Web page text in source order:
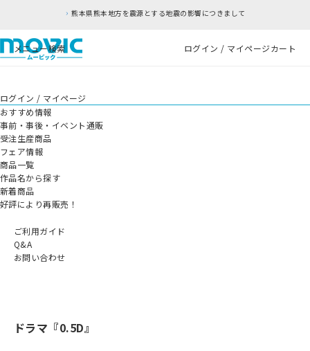
熊本県熊本地方を震源とする地震の影響につきまして
メニュー検索 ログイン / マイページカート
ログイン / マイページ
おすすめ情報
事前・事後・イベント通販
受注生産商品
フェア情報
商品一覧
作品名から探す
新着商品
好評により再販売！
ご利用ガイド
Q&A
お問い合わせ
ドラマ『0.5D』